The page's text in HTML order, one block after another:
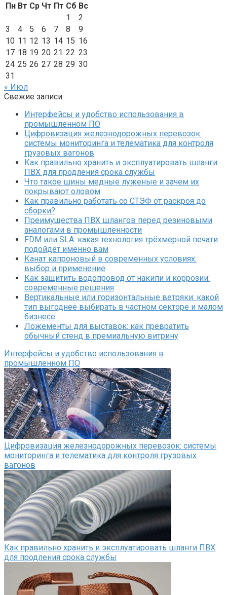
Пн Вт Ср Чт Пт Сб Вс
1
2
3
4 5 6 7 8
9
10 11 12 13 14 15 16
17 18 19 20 21 22 23
24 25 26 27 28 29 30
31
« Июл
Свежие записи
Интерфейсы и удобство использования в
промышленном ПО
Цифровизация железнодорожных перевозок:
системы мониторинга и телематика для контроля
грузовых вагонов
Как правильно хранить и эксплуатировать шланги
ПВХ для продления срока службы
Что такое шины медные луженые и зачем их
покрывают оловом
Как правильно работать со СТЭФ от раскроя до
сборки?
Преимущества ПВХ шлангов перед резиновыми
аналогами в промышленности
FDM или SLA: какая технология трёхмерной печати
подойдёт именно вам
Канат капроновый в современных условиях:
выбор и применение
Как защитить водопровод от накипи и коррозии:
современные решения
Вертикальные или горизонтальные ветряки: какой
тип выгоднее выбирать в частном секторе и малом
бизнесе
Ложементы для выставок: как превратить
обычный стенд в премиальную витрину
Интерфейсы и удобство использования в
промышленном ПО
Цифровизация железнодорожных перевозок: системы
мониторинга и телематика для контроля грузовых
вагонов
Как правильно хранить и эксплуатировать шланги ПВХ
для продления срока службы